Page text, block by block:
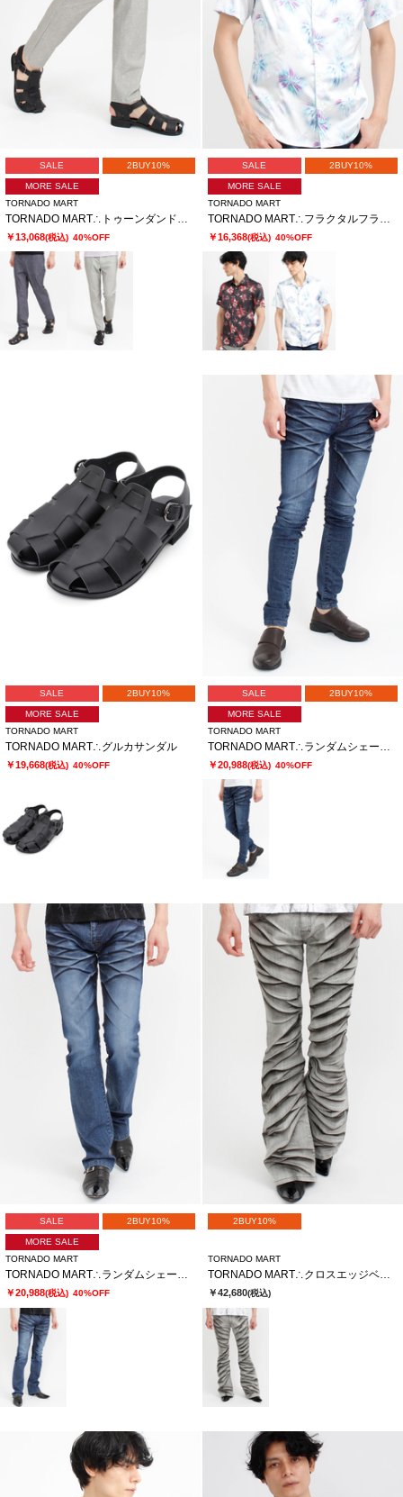
SALE 2BUY10%
MORE SALE
TORNADO MART
￥13,068(税込) 40%OFF
SALE 2BUY10%
MORE SALE
TORNADO MART
￥16,368(税込) 40%OFF
SALE 2BUY10%
MORE SALE
TORNADO MART
TORNADO MART∴グルカサンダル
￥19,668(税込) 40%OFF
SALE 2BUY10%
MORE SALE
TORNADO MART
TORNADO MART∴ランダムシェービングスキニーデニム
￥20,988(税込) 40%OFF
SALE 2BUY10%
MORE SALE
TORNADO MART
TORNADO MART∴ランダムシェービングシューカットデニム
￥20,988(税込) 40%OFF
2BUY10%
TORNADO MART
TORNADO MART∴クロスエッジベルボトム
￥42,680(税込)